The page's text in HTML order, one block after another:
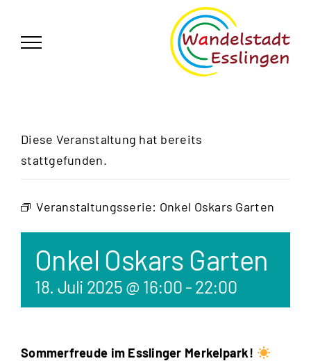
springen
Diese Veranstaltung hat bereits
stattgefunden.
Veranstaltungsserie: Onkel Oskars Garten
Onkel Oskars Garten
18. Juli 2025 @ 16:00 - 22:00
Sommerfreude im Esslinger Merkelpark!